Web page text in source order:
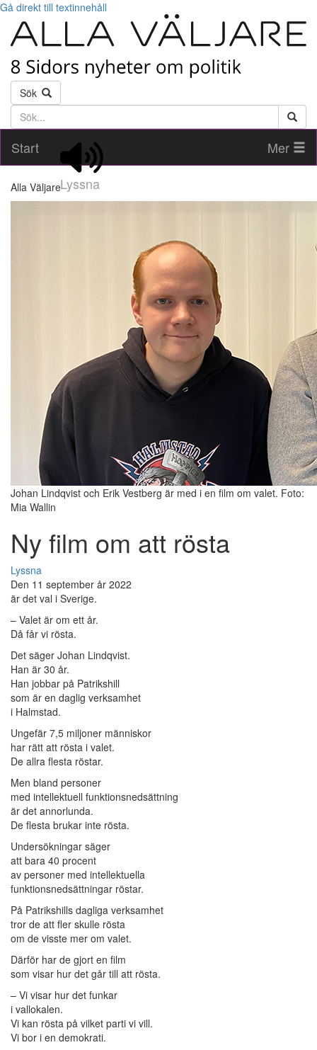
Gå direkt till textinnehåll
Sök
Söktext
Start
Lyssna
Mer
Alla Väljare
Johan Lindqvist och Erik Vestberg är med i en film om valet. Foto:
Mia Wallin
Ny film om att rösta
Lyssna
Den 11 september år 2022
är det val i Sverige.
– Valet är om ett år.
Då får vi rösta.
Det säger Johan Lindqvist.
Han är 30 år.
Han jobbar på Patrikshill
som är en daglig verksamhet
i Halmstad.
Ungefär 7,5 miljoner människor
har rätt att rösta i valet.
De allra flesta röstar.
Men bland personer
med intellektuell funktionsnedsättning
är det annorlunda.
De flesta brukar inte rösta.
Undersökningar säger
att bara 40 procent
av personer med intellektuella
funktionsnedsättningar röstar.
På Patrikshills dagliga verksamhet
tror de att fler skulle rösta
om de visste mer om valet.
Därför har de gjort en film
som visar hur det går till att rösta.
– Vi visar hur det funkar
i vallokalen.
Vi kan rösta på vilket parti vi vill.
Vi bor i en demokrati.